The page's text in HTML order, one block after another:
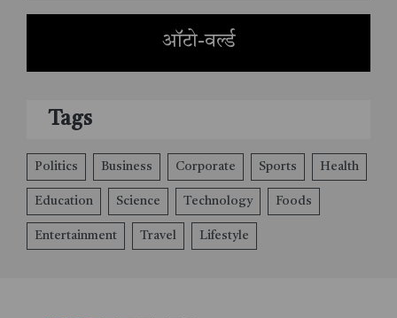
ऑटो-वर्ल्ड
Tags
Politics Business Corporate Sports Health
Education Science Technology Foods
Entertainment Travel Lifestyle